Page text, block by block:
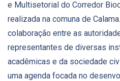
e Multisetorial do Corredor
realizada na comuna de
colaboração entre as
representantes de diversas
acadêmicas e da sociedade
uma agenda focada no